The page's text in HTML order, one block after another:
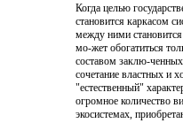
Когда целью
становится каркасом
между ними
мо-жет обогатиться
составом заклю-
сочетание властных и
"естественный"
огромное количество
экосистемах,